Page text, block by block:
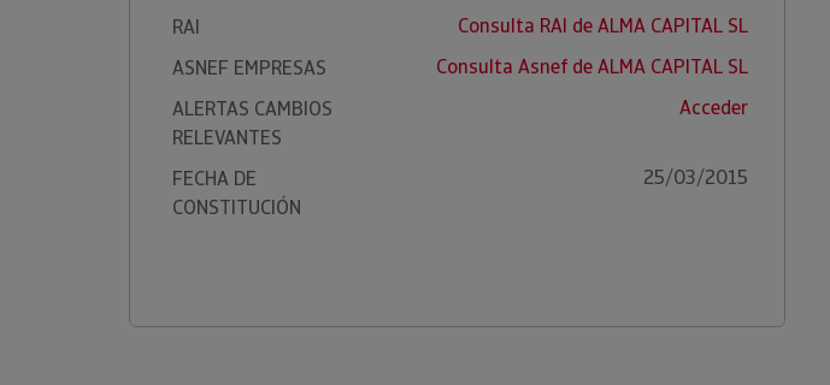
RAI
Consulta RAI de ALMA CAPITAL SL
ASNEF EMPRESAS
Consulta Asnef de ALMA CAPITAL SL
ALERTAS CAMBIOS
RELEVANTES
Acceder
FECHA DE
CONSTITUCIÓN
25/03/2015